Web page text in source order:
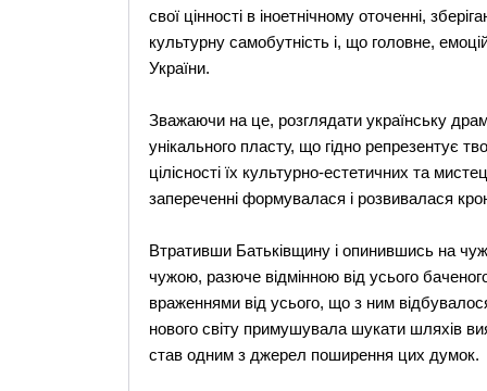
свої цінності в іноетнічному оточенні,
культурну самобутність і, що головне,
України.
Зважаючи на це, розглядати українську
унікального пласту, що гідно репрезентує
цілісності їх культурно-естетичних та
запереченні формувалася і розвивалася
Втративши Батьківщину і опинившись на
чужою, разюче відмінною від усього
враженнями від усього, що з ним
нового світу примушувала шукати шляхів
став одним з джерел поширення цих думок.